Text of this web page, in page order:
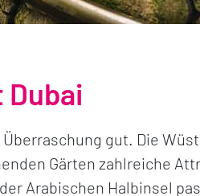
Dubai
gut. Die
Gärten zahlreiche
Arabischen Halbinsel